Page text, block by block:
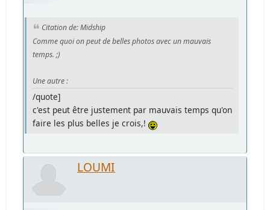
Citation de: Midship
Comme quoi on peut de belles photos avec un mauvais
temps. ;)
Une autre :
/quote]
c'est peut être justement par mauvais temps qu'on
faire les plus belles je crois,!
LOUMI